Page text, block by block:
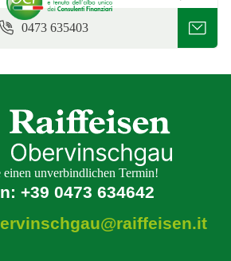
0473 635403
einen unverbindlichen Termin!
+39 0473 634642